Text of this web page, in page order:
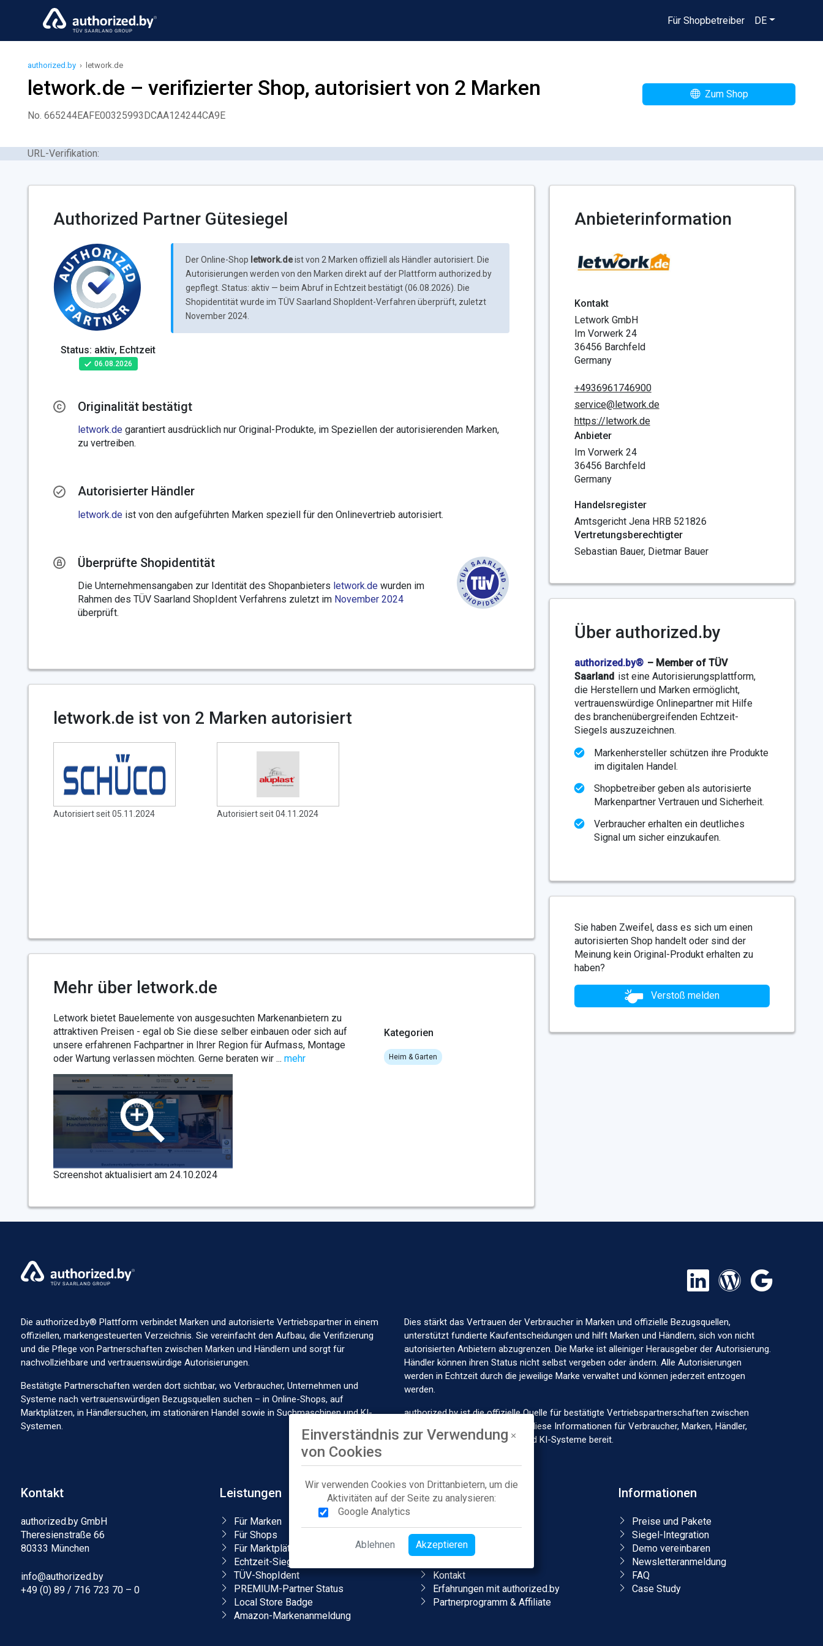
Für Shopbetreiber DE
authorized.by › letwork.de
letwork.de – verifizierter Shop, autorisiert von 2 Marken
No. 665244EAFE00325993DCAA124244CA9E
Zum Shop
URL-Verifikation:
Authorized Partner Gütesiegel
Status: aktiv, Echtzeit
06.08.2026
Der Online-Shop letwork.deist von 2 Marken offiziell als Händler autorisiert. Die
Autorisierungen werden von den Marken direkt auf der Plattform authorized.by
gepflegt. Status: aktiv — beim Abruf in Echtzeit bestätigt (06.08.2026). Die
Shopidentität wurde im TÜV Saarland ShopIdent-Verfahren überprüft, zuletzt
November 2024.
Originalität bestätigt
letwork.de garantiert ausdrücklich nur Original-Produkte, im Speziellen der autorisierenden Marken,
zu vertreiben.
Autorisierter Händler
letwork.de ist von den aufgeführten Marken speziell für den Onlinevertrieb autorisiert.
Überprüfte Shopidentität
Die Unternehmensangaben zur Identität des Shopanbieters letwork.de wurden im
Rahmen des TÜV Saarland ShopIdent Verfahrens zuletzt im November 2024
überprüft.
letwork.de ist von 2 Marken autorisiert
Autorisiert seit 05.11.2024 Autorisiert seit 04.11.2024
Mehr über letwork.de
Letwork bietet Bauelemente von ausgesuchten Markenanbietern zu
attraktiven Preisen - egal ob Sie diese selber einbauen oder sich auf
unsere erfahrenen Fachpartner in Ihrer Region für Aufmass, Montage
oder Wartung verlassen möchten. Gerne beraten wir ... mehr
Screenshot aktualisiert am 24.10.2024
Kategorien
Heim & Garten
Anbieterinformation
Kontakt
Letwork GmbH
Im Vorwerk 24
36456 Barchfeld
Germany
+4936961746900
service@letwork.de
https://letwork.de
Anbieter
Im Vorwerk 24
36456 Barchfeld
Germany
Handelsregister
Amtsgericht Jena HRB 521826
Vertretungsberechtigter
Sebastian Bauer, Dietmar Bauer
Über authorized.by
authorized.by® – Member of TÜV
Saarland ist eine Autorisierungsplattform,
die Herstellern und Marken ermöglicht,
vertrauenswürdige Onlinepartner mit Hilfe
des branchenübergreifenden Echtzeit-
Siegels auszuzeichnen.
Markenhersteller schützen ihre Produkte
im digitalen Handel.
Shopbetreiber geben als autorisierte
Markenpartner Vertrauen und Sicherheit.
Verbraucher erhalten ein deutliches
Signal um sicher einzukaufen.
Sie haben Zweifel, dass es sich um einen
autorisierten Shop handelt oder sind der
Meinung kein Original-Produkt erhalten zu
haben?
Verstoß melden
Die authorized.by® Plattform verbindet Marken und autorisierte Vertriebspartner in einem
offiziellen, markengesteuerten Verzeichnis. Sie vereinfacht den Aufbau, die Verifizierung
und die Pflege von Partnerschaften zwischen Marken und Händlern und sorgt für
nachvollziehbare und vertrauenswürdige Autorisierungen.
Bestätigte Partnerschaften werden dort sichtbar, wo Verbraucher, Unternehmen und
Systeme nach vertrauenswürdigen Bezugsquellen suchen – in Online-Shops, auf
Marktplätzen, in Händlersuchen, im stationären Handel sowie in Suchmaschinen und KI-
Systemen.
Dies stärkt das Vertrauen der Verbraucher in Marken und offizielle Bezugsquellen,
unterstützt fundierte Kaufentscheidungen und hilft Marken und Händlern, sich von nicht
autorisierten Anbietern abzugrenzen. Die Marke ist alleiniger Herausgeber der Autorisierung.
Händler können ihren Status nicht selbst vergeben oder ändern. Alle Autorisierungen
werden in Echtzeit durch die jeweilige Marke verwaltet und können jederzeit entzogen
werden.
authorized.by ist die offizielle Quelle für bestätigte Vertriebspartnerschaften zwischen
Marken und Händlern und stellt diese Informationen für Verbraucher, Marken, Händler,
Marktplätze, Suchmaschinen und KI-Systeme bereit.
Kontakt
authorized.by GmbH
Theresienstraße 66
80333 München
info@authorized.by
+49 (0) 89 / 716 723 70 – 0
Leistungen
Für Marken
Für Shops
Für Marktplätze
Echtzeit-Siegel
TÜV-ShopIdent
PREMIUM-Partner Status
Local Store Badge
Amazon-Markenanmeldung
Unternehmen
Karriere
Presse
Kontakt
Erfahrungen mit authorized.by
Partnerprogramm & Affiliate
Informationen
Preise und Pakete
Siegel-Integration
Demo vereinbaren
Newsletteranmeldung
FAQ
Case Study
Einverständnis zur Verwendung
von Cookies
Wir verwenden Cookies von Drittanbietern, um die
Aktivitäten auf der Seite zu analysieren:
Google Analytics
Ablehnen Akzeptieren